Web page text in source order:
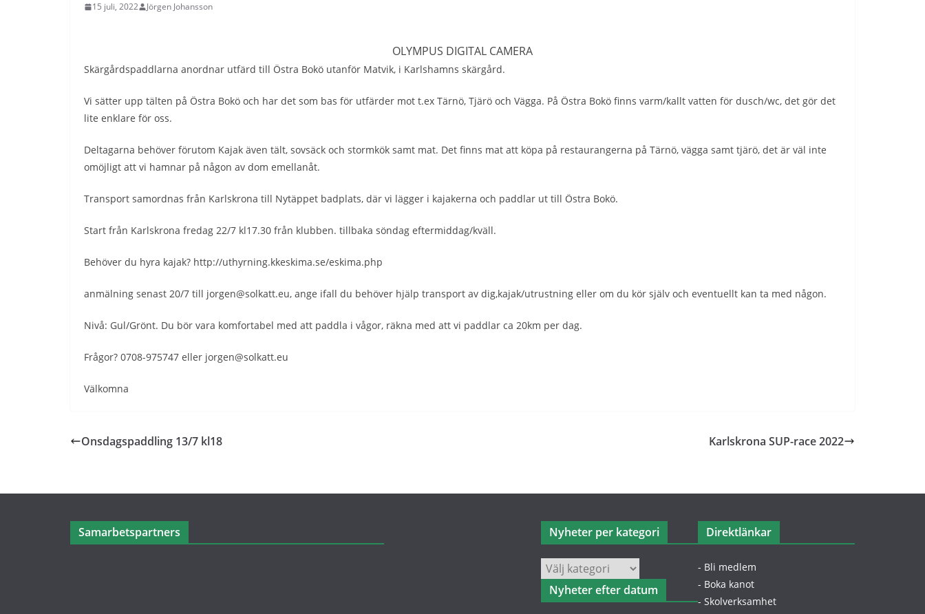
15 juli, 2022 Jörgen Johansson
OLYMPUS DIGITAL CAMERA
Skärgårdspaddlarna anordnar utfärd till Östra Bokö utanför Matvik, i Karlshamns skärgård.
Vi sätter upp tälten på Östra Bokö och har det som bas för utfärder mot t.ex Tärnö, Tjärö och Vägga. På Östra Bokö finns varm/kallt vatten för dusch/wc, det gör det
lite enklare för oss.
Deltagarna behöver förutom Kajak även tält, sovsäck och stormkök samt mat. Det finns mat att köpa på restaurangerna på Tärnö, vägga samt tjärö, det är väl inte
omöjligt att vi hamnar på någon av dom emellanåt.
Transport samordnas från Karlskrona till Nytäppet badplats, där vi lägger i kajakerna och paddlar ut till Östra Bokö.
Start från Karlskrona fredag 22/7 kl17.30 från klubben. tillbaka söndag eftermiddag/kväll.
Behöver du hyra kajak? http://uthyrning.kkeskima.se/eskima.php
anmälning senast 20/7 till jorgen@solkatt.eu, ange ifall du behöver hjälp transport av dig,kajak/utrustning eller om du kör själv och eventuellt kan ta med någon.
Nivå: Gul/Grönt. Du bör vara komfortabel med att paddla i vågor, räkna med att vi paddlar ca 20km per dag.
Frågor? 0708-975747 eller jorgen@solkatt.eu
Välkomna
Onsdagspaddling 13/7 kl18 Karlskrona SUP-race 2022
Samarbetspartners Nyheter per kategori
Nyheter
per
kategori
Nyheter efter datum
Direktlänkar
- Bli medlem
- Boka kanot
- Skolverksamhet